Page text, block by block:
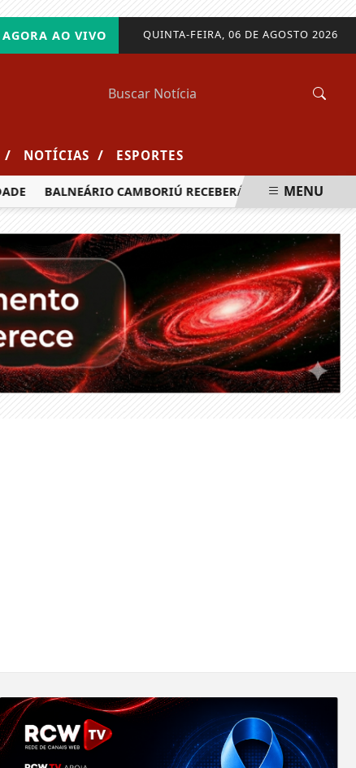
QUINTA-FEIRA, 06 DE AGOSTO 2026
AGORA AO VIVO
/ NOTÍCIAS / ESPORTES
BALNEÁRIO CAMBORIÚ RECEBERÁ MAIS DE 120 MENU